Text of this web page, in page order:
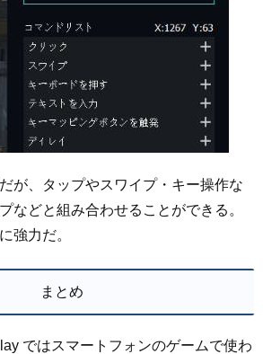
が、タップやスワイプ・キー操作な
などと組み合わせることができる。
強力だ。
まとめ
ではスマートフォンのゲームで使わ